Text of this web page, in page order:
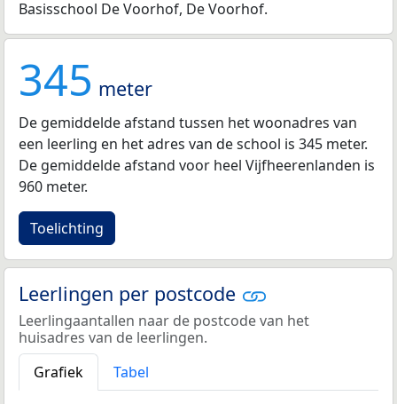
Basisschool De Voorhof, De Voorhof.
345 meter
De gemiddelde afstand tussen het woonadres van
een leerling en het adres van de school is 345 meter.
De gemiddelde afstand voor heel Vijfheerenlanden is
960 meter.
Toelichting
Leerlingen per postcode
Leerlingaantallen naar de postcode van het
huisadres van de leerlingen.
Grafiek
Tabel